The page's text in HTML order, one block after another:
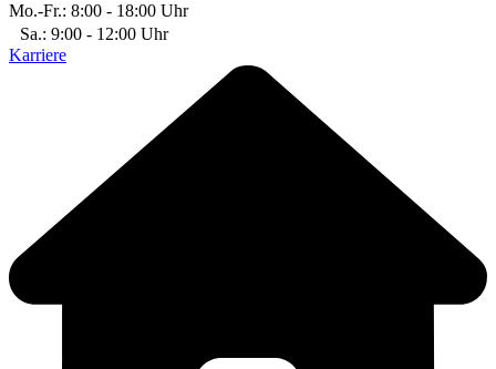
Mo.-Fr.: 8:00 - 18:00 Uhr
Sa.: 9:00 - 12:00 Uhr
Karriere